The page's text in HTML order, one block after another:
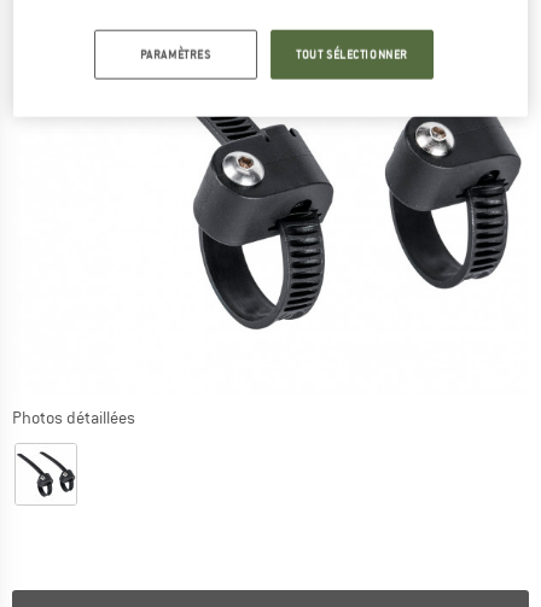
Photos détaillées
PARAMÈTRES TOUT SÉLECTIONNER